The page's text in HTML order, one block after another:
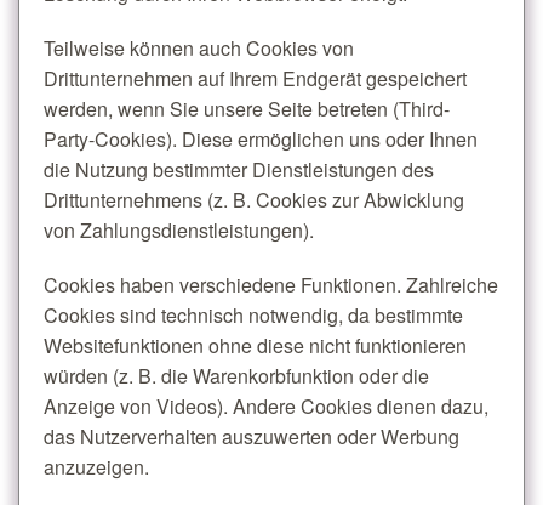
Teilweise können auch Cookies von
Drittunternehmen auf Ihrem Endgerät gespeichert
werden, wenn Sie unsere Seite betreten (Third-
Party-Cookies). Diese ermöglichen uns oder Ihnen
die Nutzung bestimmter Dienstleistungen des
Drittunternehmens (z. B. Cookies zur Abwicklung
von Zahlungsdienstleistungen).
Cookies haben verschiedene Funktionen. Zahlreiche
Cookies sind technisch notwendig, da bestimmte
Websitefunktionen ohne diese nicht funktionieren
würden (z. B. die Warenkorbfunktion oder die
Anzeige von Videos). Andere Cookies dienen dazu,
das Nutzerverhalten auszuwerten oder Werbung
anzuzeigen.